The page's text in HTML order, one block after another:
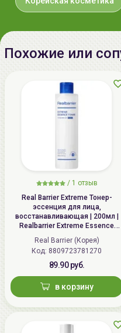
Похожие или
/ 1 отзыв
Real Barrier Extreme Тонер-
эссенция для лица,
восстанавливающая | 200мл |
Realbarrier Extreme Essence
Toner (Original)
Real Barrier (Корея)
Код: 8809723781270
89.90 руб.
в корзину